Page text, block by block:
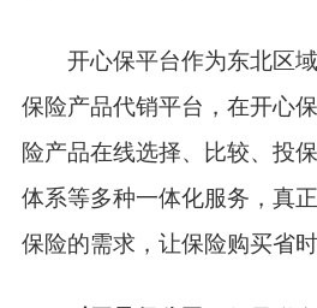
开心保平台作为东北区域
保险产品代销平台，在开心
险产品在线选择、比较、投
体系等多种一体化服务，真
保险的需求，让保险购买省时